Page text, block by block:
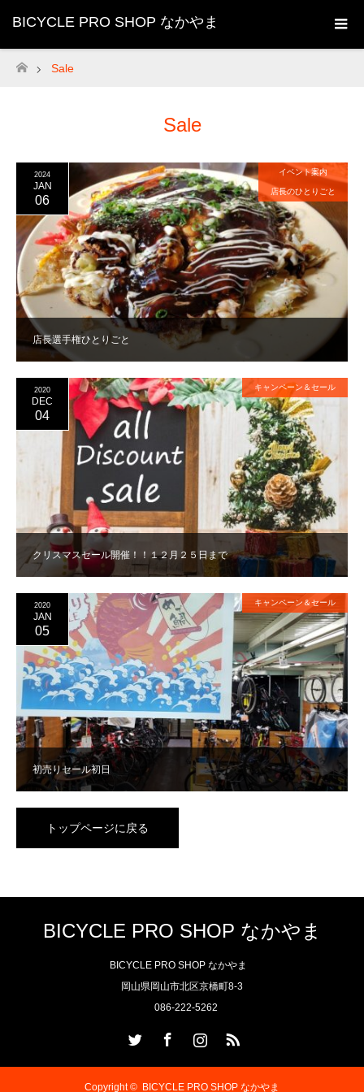
BICYCLE PRO SHOP なかやま
ホーム
Sale
Sale
店長選手権ひとりごと
2024
JAN
06
イベント案内
店長のひとりごと
クリスマスセール開催！！１２月２５日まで
2020
DEC
04
キャンペーン＆セール
初売りセール初日
2020
JAN
05
キャンペーン＆セール
トップページに戻る
BICYCLE PRO SHOP なかやま
BICYCLE PRO SHOP なかやま
岡山県岡山市北区京橋町8-3
086-222-5262
Copyright © BICYCLE PRO SHOP なかやま